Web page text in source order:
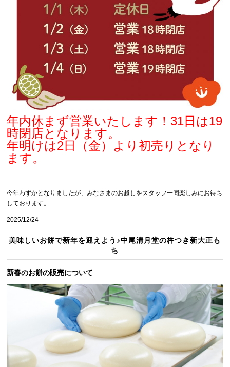
年内休まず営業いたします！31日は19
時閉店となります。
年明けは2日（金）より初売りとなり
ます。
今年わずかとなりましたが、みなさまのお越しをスタッフ一同楽しみにお待ち
しております。
2025/12/24
美味しいお餅で新年を迎えよう♪中尾清月堂の杵つき新大正も
ち
新春のお餅の販売について